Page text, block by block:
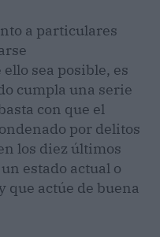
a particulares
sea posible, es
cumpla una serie
con que el
por delitos
los diez últimos
estado actual o
actúe de buena